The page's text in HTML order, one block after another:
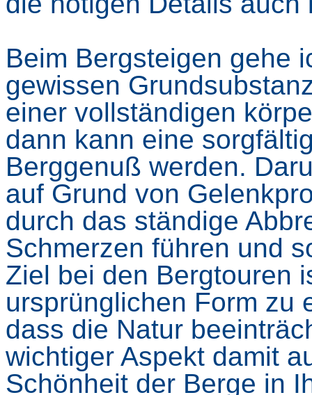
Beim Bergsteigen gehe
gewissen
einer vollständigen
dann kann eine
Berggenuß werden.
auf Grund von
durch das ständige
Schmerzen führen und
Ziel bei den Bergtouren
ursprünglichen Form zu
dass die Natur
wichtiger Aspekt damit
Schönheit der Berge in